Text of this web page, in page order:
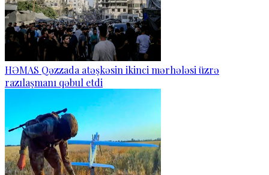
HƏMAS Qəzzada atəşkəsin ikinci mərhələsi üzrə
razılaşmanı qəbul etdi